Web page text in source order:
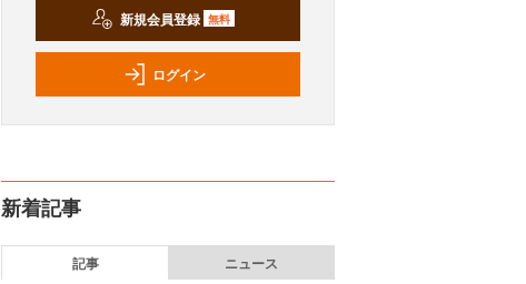
新規会員登録 無料
ログイン
新着記事
記事 ニュース